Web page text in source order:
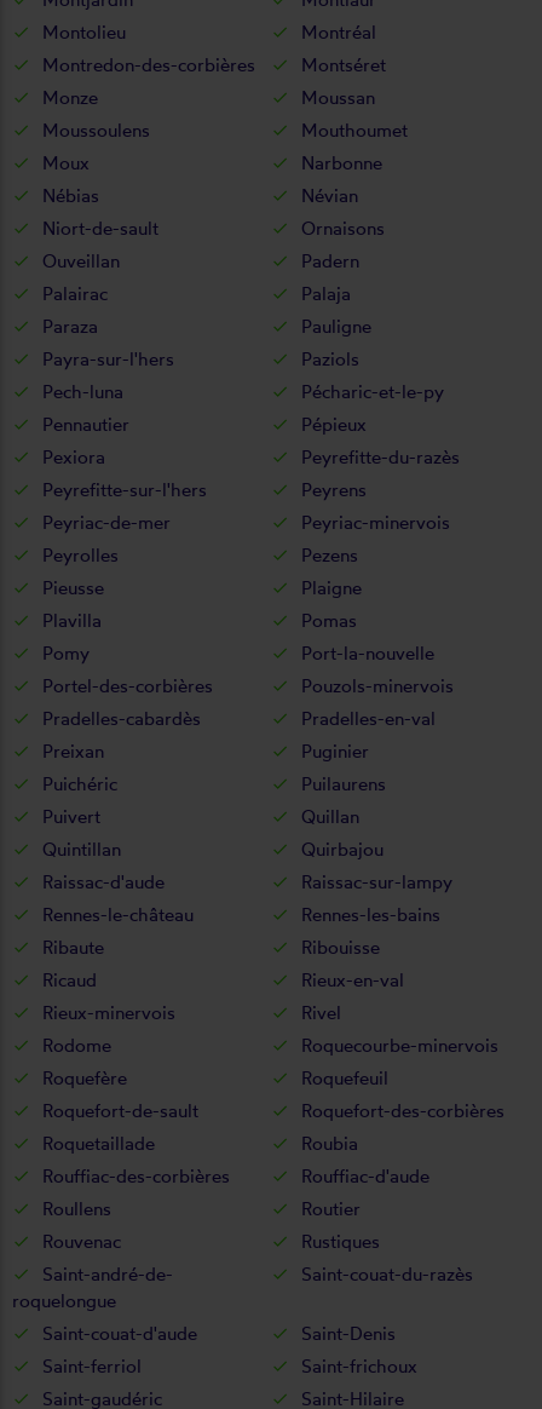
Montolieu
Montréal
Montredon-des-corbières
Montséret
Monze
Moussan
Moussoulens
Mouthoumet
Moux
Narbonne
Nébias
Névian
Niort-de-sault
Ornaisons
Ouveillan
Padern
Palairac
Palaja
Paraza
Pauligne
Payra-sur-l'hers
Paziols
Pech-luna
Pécharic-et-le-py
Pennautier
Pépieux
Pexiora
Peyrefitte-du-razès
Peyrefitte-sur-l'hers
Peyrens
Peyriac-de-mer
Peyriac-minervois
Peyrolles
Pezens
Pieusse
Plaigne
Plavilla
Pomas
Pomy
Port-la-nouvelle
Portel-des-corbières
Pouzols-minervois
Pradelles-cabardès
Pradelles-en-val
Preixan
Puginier
Puichéric
Puilaurens
Puivert
Quillan
Quintillan
Quirbajou
Raissac-d'aude
Raissac-sur-lampy
Rennes-le-château
Rennes-les-bains
Ribaute
Ribouisse
Ricaud
Rieux-en-val
Rieux-minervois
Rivel
Rodome
Roquecourbe-minervois
Roquefère
Roquefeuil
Roquefort-de-sault
Roquefort-des-corbières
Roquetaillade
Roubia
Rouffiac-des-corbières
Rouffiac-d'aude
Roullens
Routier
Rouvenac
Rustiques
Saint-andré-de-
roquelongue
Saint-couat-du-razès
Saint-couat-d'aude
Saint-Denis
Saint-ferriol
Saint-frichoux
Saint-gaudéric
Saint-Hilaire